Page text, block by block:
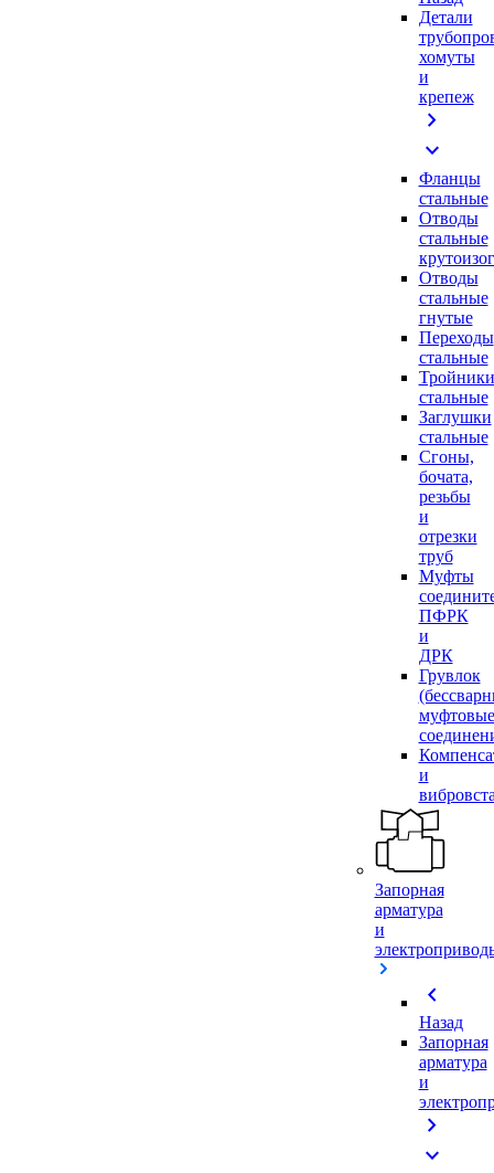
Детали
хомуты
и
крепеж
chevron_right
expand_more
Фланцы
стальные
Отводы
стальные
Отводы
стальные
гнутые
Переходы
стальные
Тройники
стальные
Заглушки
стальные
Сгоны,
бочата,
резьбы
и
отрезки
труб
Муфты
ПФРК
и
ДРК
Грувлок
муфтовые
и
Запорная
арматура
и
chevron_left
Назад
Запорная
арматура
и
chevron_right
expand_more